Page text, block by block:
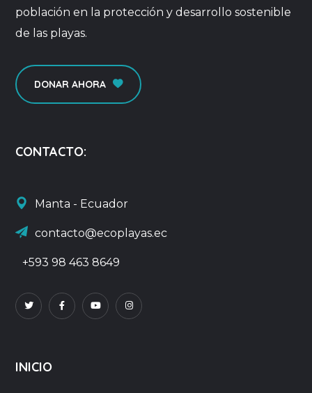
población en la protección y desarrollo sostenible
de las playas.
DONAR AHORA
CONTACTO:
Manta - Ecuador
contacto@ecoplayas.ec
+593 98 463 8649
INICIO